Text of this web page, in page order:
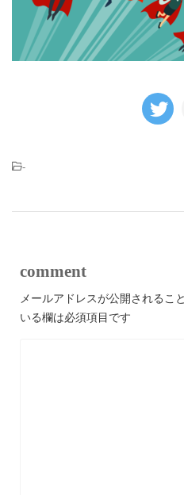
-
comment
メールアドレスが公開されるこ
いる欄は必須項目です